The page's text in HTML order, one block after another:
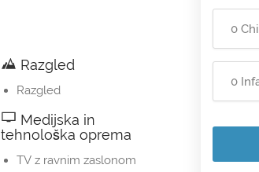
Razgled
Razgled
Medijska in
tehnološka oprema
TV z ravnim zaslonom